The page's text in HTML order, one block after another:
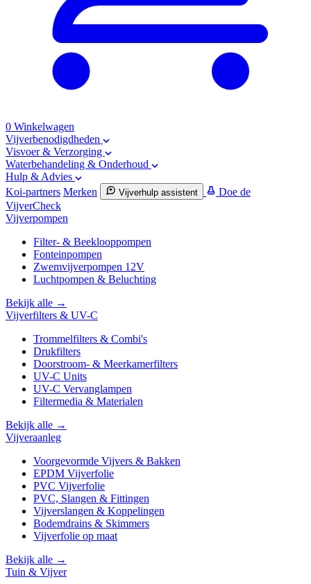
0 Winkelwagen
Vijverbenodigdheden
Visvoer & Verzorging
Waterbehandeling & Onderhoud
Hulp & Advies
Koi-partners Merken Vijverhulp assistent
Doe de
VijverCheck
Vijverpompen
Filter- & Beeklooppompen
Fonteinpompen
Zwemvijverpompen 12V
Luchtpompen & Beluchting
Bekijk alle →
Vijverfilters & UV-C
Trommelfilters & Combi's
Drukfilters
Doorstroom- & Meerkamerfilters
UV-C Units
UV-C Vervanglampen
Filtermedia & Materialen
Bekijk alle →
Vijveraanleg
Voorgevormde Vijvers & Bakken
EPDM Vijverfolie
PVC Vijverfolie
PVC, Slangen & Fittingen
Vijverslangen & Koppelingen
Bodemdrains & Skimmers
Vijverfolie op maat
Bekijk alle →
Tuin & Vijver